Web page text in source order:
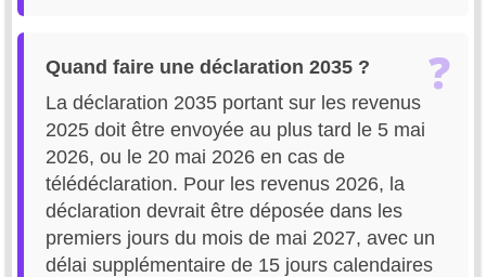
Quand faire une déclaration 2035 ?
La déclaration 2035 portant sur les revenus
2025 doit être envoyée au plus tard le 5 mai
2026, ou le 20 mai 2026 en cas de
télédéclaration. Pour les revenus 2026, la
déclaration devrait être déposée dans les
premiers jours du mois de mai 2027, avec un
délai supplémentaire de 15 jours calendaires